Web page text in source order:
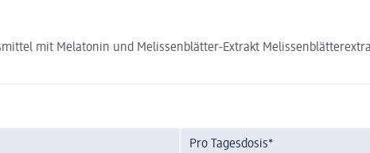
mit Melatonin und Melissenblätter-Extrakt
Pro Tagesdosis*